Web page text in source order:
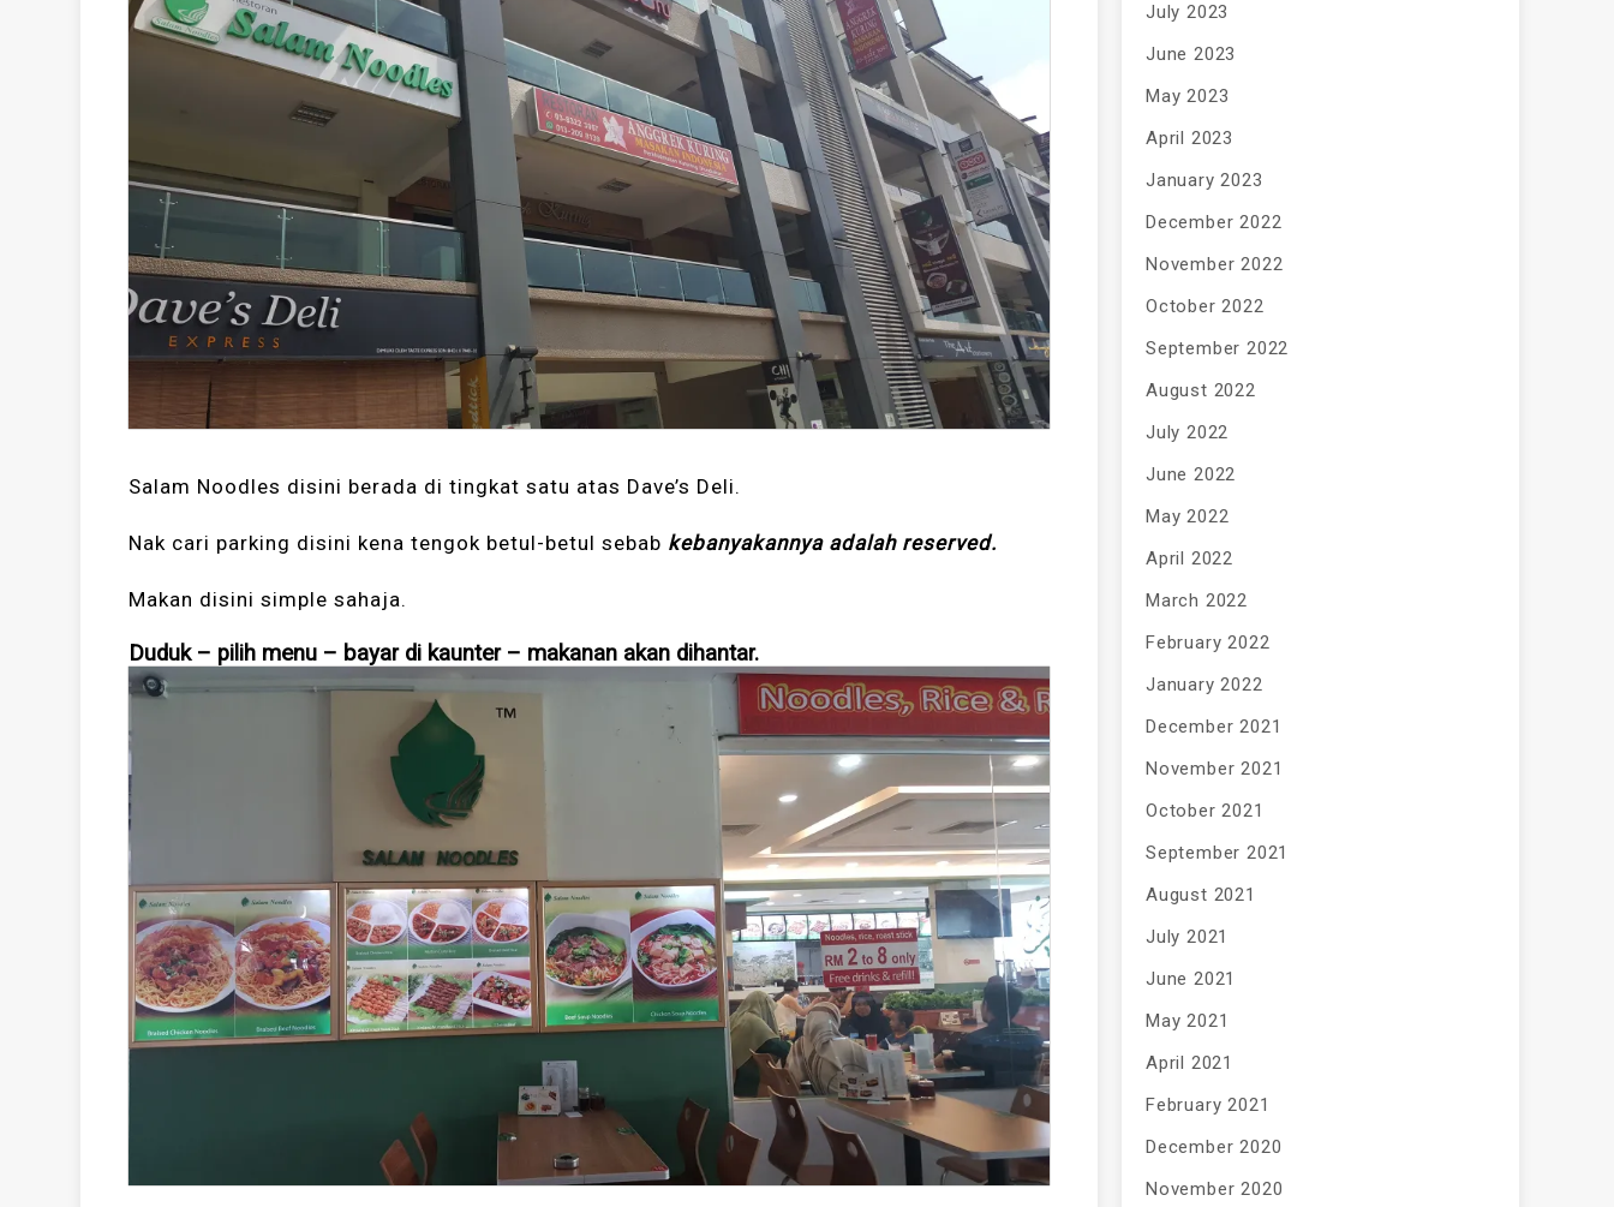
Salam Noodles disini berada di tingkat satu atas Dave’s Deli.
Nak cari parking disini kena tengok betul-betul sebab kebanyakannya adalah reserved.
Makan disini simple sahaja.
Duduk – pilih menu – bayar di kaunter – makanan akan dihantar.
July 2023
June 2023
May 2023
April 2023
January 2023
December 2022
November 2022
October 2022
September 2022
August 2022
July 2022
June 2022
May 2022
April 2022
March 2022
February 2022
January 2022
December 2021
November 2021
October 2021
September 2021
August 2021
July 2021
June 2021
May 2021
April 2021
February 2021
December 2020
November 2020